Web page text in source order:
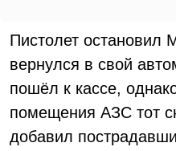
Пистолет остановил
вернулся в свой
пошёл к кассе,
помещения АЗС тот
добавил